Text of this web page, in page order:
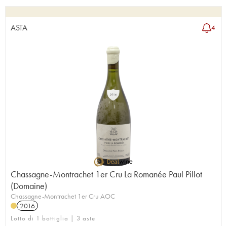
ASTA 4
Chassagne-Montrachet 1er Cru La Romanée Paul Pillot
(Domaine)
Chassagne-Montrachet 1er Cru AOC
2016
Lotto di 1 bottiglia | 3 aste